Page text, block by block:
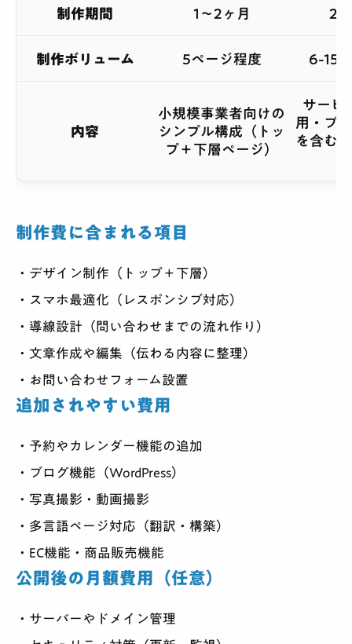
制作期間 1〜2ヶ月 2
制作ボリューム 5ページ程度 6-15
内容
小規模事業者向けの
シンプル構成（トッ
プ＋下層ページ）
サービ
用・ブ
を含む
制作費に含まれる項目
デザイン制作（トップ＋下層）
スマホ最適化（レスポンシブ対応）
導線設計（問い合わせまでの流れ作り）
文章作成や編集（伝わる内容に整理）
お問い合わせフォーム設置
追加されやすい費用
予約やカレンダー機能の追加
ブログ機能（WordPress）
写真撮影・動画撮影
多言語ページ対応（翻訳・構築）
EC機能・商品販売機能
公開後の月額費用（任意）
サーバーやドメイン管理